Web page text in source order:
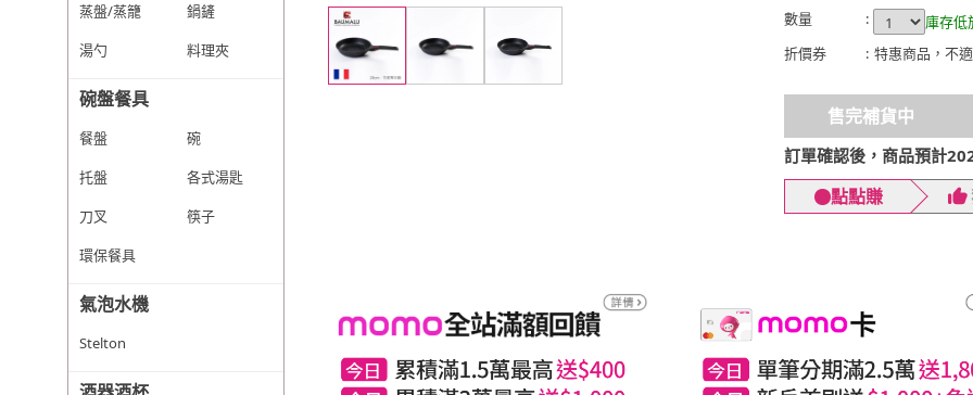
蒸盤/蒸籠
鍋鏟
湯勺
料理夾
碗盤餐具
餐盤
碗
托盤
各式湯匙
刀叉
筷子
環保餐具
氣泡水機
Stelton
數量
: 庫存低
折價券
: 特惠商品，不
售完補貨中
訂單確認後，商品預計
點點賺